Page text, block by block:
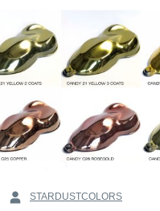
VON
CHAMÄLEON-
LACKEN
MISCHEN
MIT
CANDY-
TINTEN
BY
STARDUSTCOLORS